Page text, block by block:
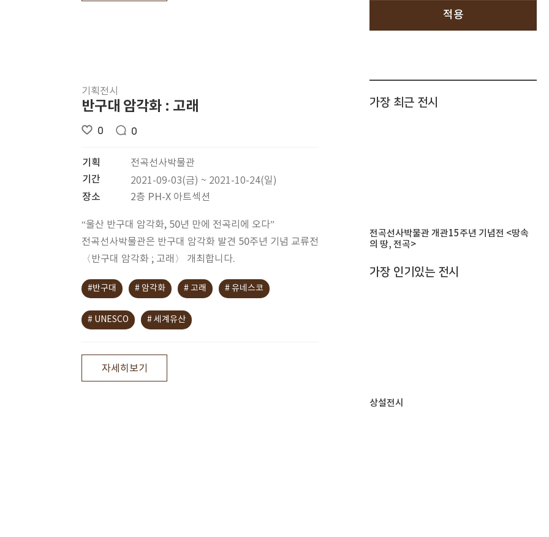
기획전시
반구대 암각화 : 고래
0 0
기획
전곡선사박물관
기간
2021-09-03(금) ~ 2021-10-24(일)
장소 2층 PH-X 아트섹션
“울산 반구대 암각화, 50년 만에 전곡리에 오다”
전곡선사박물관은 반구대 암각화 발견 50주년 기념 교류전
〈반구대 암각화 ; 고래〉 개최합니다.
#반구대 # 암각화 # 고래 # 유네스코
# UNESCO # 세계유산
자세히보기
적용
가장 최근 전시
전곡선사박물관 개관15주년 기념전 <땅속
의 땅, 전곡>
가장 인기있는 전시
상설전시